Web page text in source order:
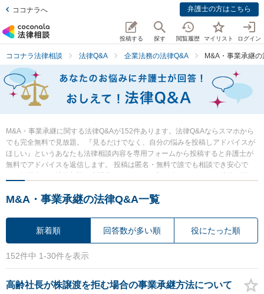
ココナラへ 弁護士の方はこちら
投稿する 探す 閲覧履歴 マイリスト ログイン
ココナラ法律相談 法律Q&A 企業法務の法律Q&A M&A・事業承継
M&A・事業承継に関する法律Q&Aが152件あります。法律Q&Aならスマホから
でも完全無料で見放題。 『見るだけでなく、自分の悩みを投稿しアドバイスが
ほしい』というあなたも法律相談内容を専用フォームから投稿すると弁護士が
無料でアドバイスを返信します。 投稿は匿名・無料で誰でも相談でき安心で
す。毎日多くの法律相談に弁護士がアドバイス中。 今すぐあなたの法律の悩
う。
M&A・事業承継の法律Q&A一覧
新着順 回答数が多い順 役にたった順
152件中 1-30件を表示
高齢社長が株譲渡を拒む場合の事業承継方法について